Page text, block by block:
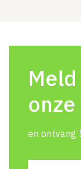
en ontvang